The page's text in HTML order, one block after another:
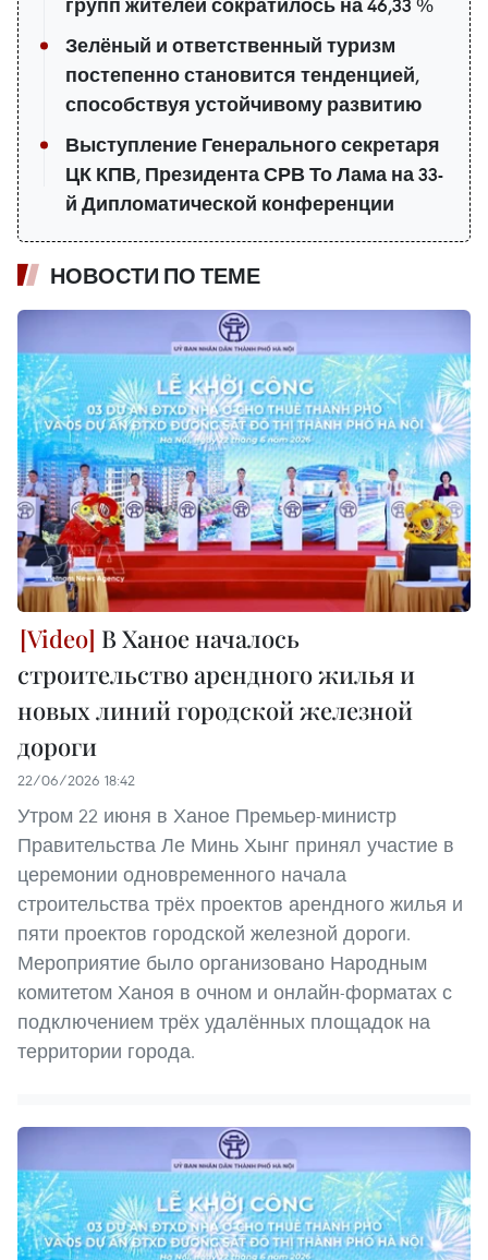
групп жителей сократилось на 46,33 %
Зелёный и ответственный туризм
постепенно становится тенденцией,
способствуя устойчивому развитию
Выступление Генерального секретаря
ЦК КПВ, Президента СРВ То Лама на 33-
й Дипломатической конференции
НОВОСТИ ПО ТЕМЕ
В Ханое началось
строительство арендного жилья и
новых линий городской железной
дороги
22/06/2026 18:42
Утром 22 июня в Ханое Премьер-министр
Правительства Ле Минь Хынг принял участие в
церемонии одновременного начала
строительства трёх проектов арендного жилья и
пяти проектов городской железной дороги.
Мероприятие было организовано Народным
комитетом Ханоя в очном и онлайн-форматах с
подключением трёх удалённых площадок на
территории города.